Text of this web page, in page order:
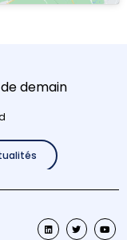
demain